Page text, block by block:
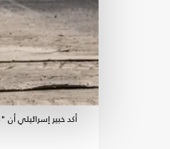
أكد خبير إسرائيلي